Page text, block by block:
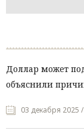
Доллар может
объяснили
03 декабря 2025